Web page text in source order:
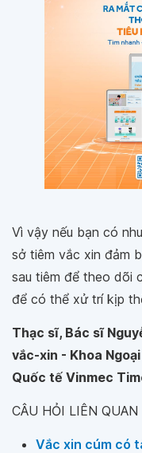
Vì vậy nếu bạn có
sở tiêm vắc xin đảm
sau tiêm để theo dõi
để có thể xử trí kịp
Thạc sĩ, Bác sĩ
vắc-xin - Khoa
Quốc tế Vinmec
CÂU HỎI LIÊN QUAN
Vắc xin cúm có